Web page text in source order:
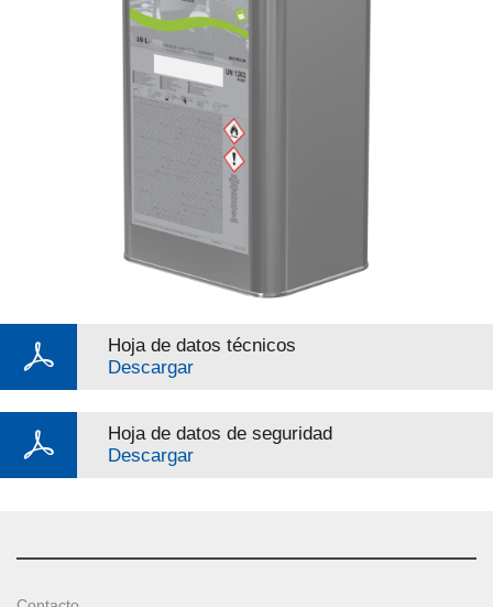
Hoja de datos técnicos
Descargar
Hoja de datos de seguridad
Descargar